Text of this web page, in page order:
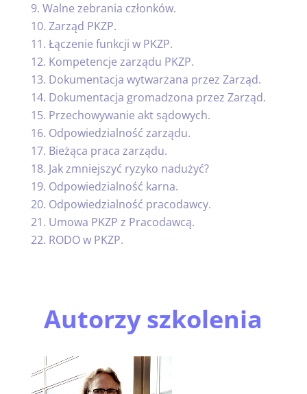
Walne zebrania członków.
Zarząd PKZP.
Łączenie funkcji w PKZP.
Kompetencje zarządu PKZP.
Dokumentacja wytwarzana przez Zarząd.
Dokumentacja gromadzona przez Zarząd.
Przechowywanie akt sądowych.
Odpowiedzialność zarządu.
Bieżąca praca zarządu.
Jak zmniejszyć ryzyko nadużyć?
Odpowiedzialność karna.
Odpowiedzialność pracodawcy.
Umowa PKZP z Pracodawcą.
RODO w PKZP.
Autorzy szkolenia